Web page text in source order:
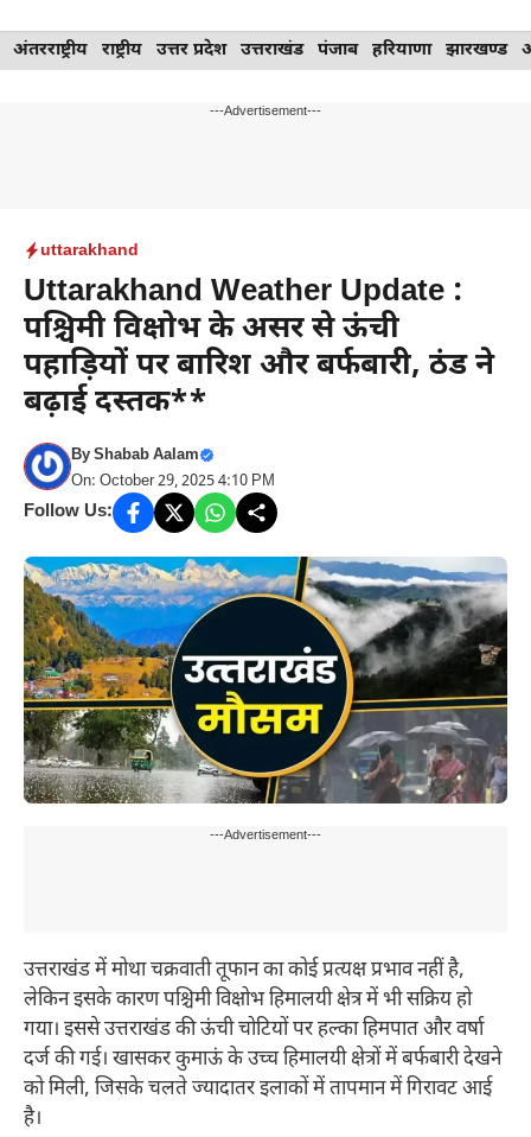
Skip
to
अंतरराष्ट्रीय राष्ट्रीय उत्तर प्रदेश उत्तराखंड पंजाब हरियाणा झारखण्ड
---Advertisement---
uttarakhand
Uttarakhand Weather Update :
पश्चिमी विक्षोभ के असर से ऊंची
पहाड़ियों पर बारिश और बर्फबारी, ठंड ने
बढ़ाई दस्तक**
ByShabab Aalam
On: October 29, 2025 4:10 PM
Follow Us:
---Advertisement---
उत्तराखंड में मोथा चक्रवाती तूफान का कोई प्रत्यक्ष प्रभाव नहीं है,
लेकिन इसके कारण पश्चिमी विक्षोभ हिमालयी क्षेत्र में भी सक्रिय हो
गया। इससे उत्तराखंड की ऊंची चोटियों पर हल्का हिमपात और वर्षा
दर्ज की गई। खासकर कुमाऊं के उच्च हिमालयी क्षेत्रों में बर्फबारी देखने
को मिली, जिसके चलते ज्यादातर इलाकों में तापमान में गिरावट आई
है।